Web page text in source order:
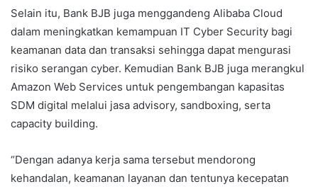
Selain itu, Bank BJB juga menggandeng Alibaba Cloud
dalam meningkatkan kemampuan IT Cyber Security bagi
keamanan data dan transaksi sehingga dapat mengurasi
risiko serangan cyber. Kemudian Bank BJB juga merangkul
Amazon Web Services untuk pengembangan kapasitas
SDM digital melalui jasa advisory, sandboxing, serta
capacity building.
“Dengan adanya kerja sama tersebut mendorong
kehandalan, keamanan layanan dan tentunya kecepatan